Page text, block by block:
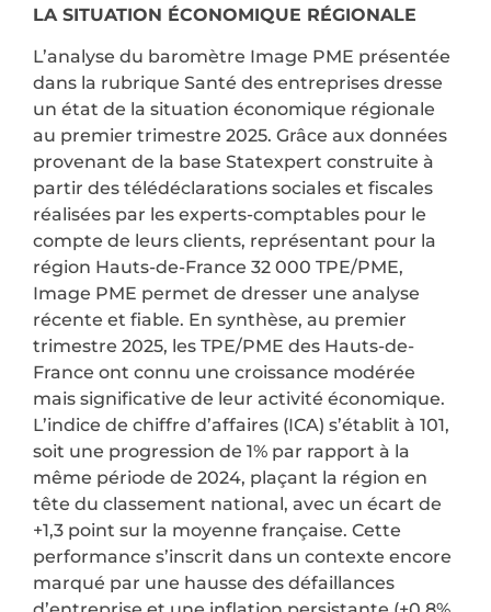
LA SITUATION ÉCONOMIQUE RÉGIONALE
L’analyse du baromètre Image PME présentée
dans la rubrique Santé des entreprises dresse
un état de la situation économique régionale
au premier trimestre 2025. Grâce aux données
provenant de la base Statexpert construite à
partir des télédéclarations sociales et fiscales
réalisées par les experts-comptables pour le
compte de leurs clients, représentant pour la
région Hauts-de-France 32 000 TPE/PME,
Image PME permet de dresser une analyse
récente et fiable. En synthèse, au premier
trimestre 2025, les TPE/PME des Hauts-de-
France ont connu une croissance modérée
mais significative de leur activité économique.
L’indice de chiffre d’affaires (ICA) s’établit à 101,
soit une progression de 1% par rapport à la
même période de 2024, plaçant la région en
tête du classement national, avec un écart de
+1,3 point sur la moyenne française. Cette
performance s’inscrit dans un contexte encore
marqué par une hausse des défaillances